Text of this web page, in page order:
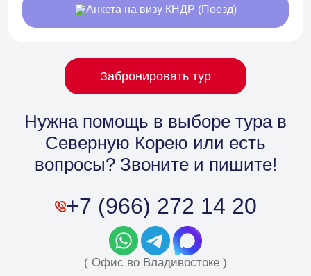
Анкета на визу КНДР (Поезд)
Забронировать тур
Нужна помощь в выборе тура в
Северную Корею или есть
вопросы? Звоните и пишите!
+7 (966) 272 14 20
( Офис во Владивостоке )